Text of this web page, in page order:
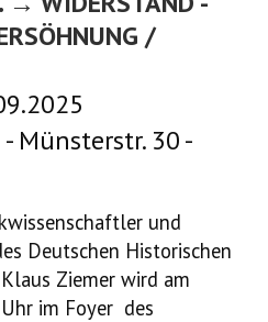
/
Münsterstr. 30 -
und
Deutschen Historischen
Ziemer wird am
im Foyer des